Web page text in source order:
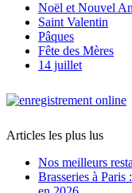
Noël et Nouvel An
Saint Valentin
Pâques
Fête des Mères
14 juillet
Articles les plus lus
Nos meilleurs
Brasseries à Paris